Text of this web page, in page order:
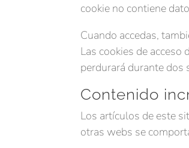
cookie no contiene
Cuando accedas,
Las cookies de acceso
perdurará durante dos
Contenido
Los artículos de este
otras webs se